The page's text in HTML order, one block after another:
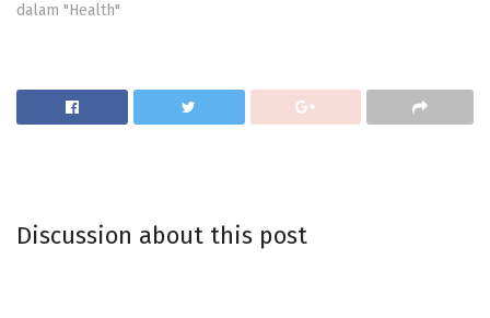
dalam "Health"
Discussion about this post